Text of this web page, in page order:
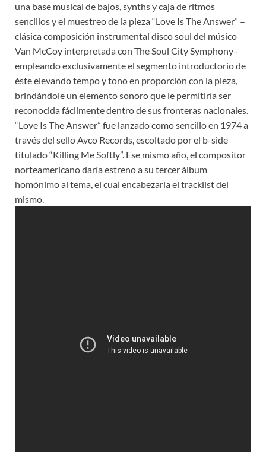
una base musical de bajos, synths y caja de ritmos
sencillos y el muestreo de la pieza “Love Is The Answer” –
clásica composición instrumental disco soul del músico
Van McCoy interpretada con The Soul City Symphony–
empleando exclusivamente el segmento introductorio de
éste elevando tempo y tono en proporción con la pieza,
brindándole un elemento sonoro que le permitiría ser
reconocida fácilmente dentro de sus fronteras nacionales.
“Love Is The Answer” fue lanzado como sencillo en 1974 a
través del sello Avco Records, escoltado por el b-side
titulado “Killing Me Softly”. Ese mismo año, el compositor
norteamericano daría estreno a su tercer álbum
homónimo al tema, el cual encabezaría el tracklist del
mismo.